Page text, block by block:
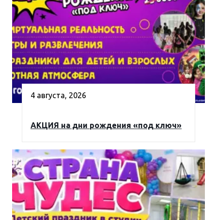
4 августа, 2026
АКЦИЯ на дни рождения «под ключ»